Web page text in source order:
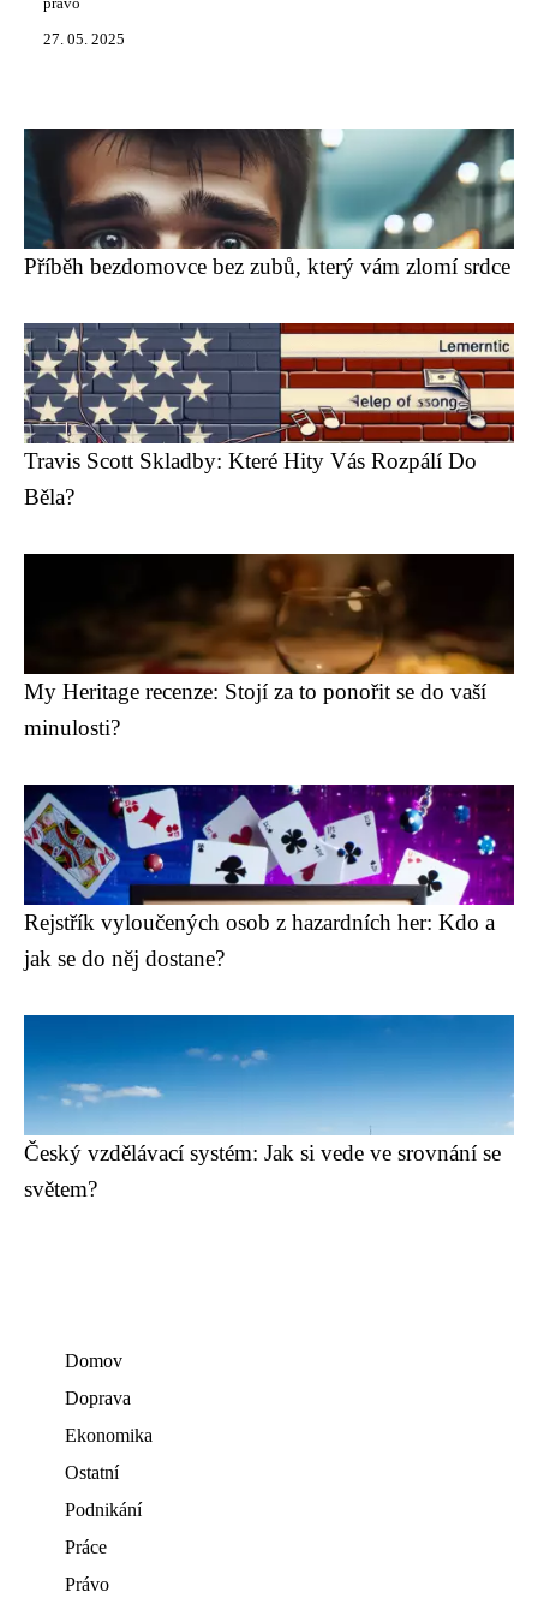
právo
27. 05. 2025
Příběh bezdomovce bez zubů, který vám zlomí srdce
Travis Scott Skladby: Které Hity Vás Rozpálí Do
Běla?
My Heritage recenze: Stojí za to ponořit se do vaší
minulosti?
Rejstřík vyloučených osob z hazardních her: Kdo a
jak se do něj dostane?
Český vzdělávací systém: Jak si vede ve srovnání se
světem?
Domov
Doprava
Ekonomika
Ostatní
Podnikání
Práce
Právo